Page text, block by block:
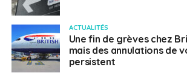
ACTUALITÉS
Une fin de grèves chez
mais des annulations de
persistent